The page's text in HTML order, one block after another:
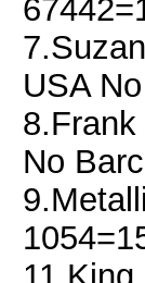
USA
No